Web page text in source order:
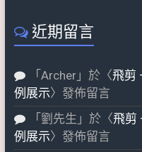
近期留言
「 Archer」於〈飛剪
例展示〉發佈留言
「 劉先生 」於〈飛剪
例展示〉發佈留言